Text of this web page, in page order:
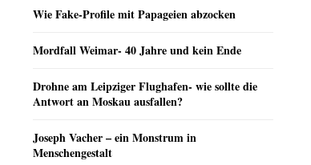
Wie Fake-Profile mit Papageien abzocken
Mordfall Weimar- 40 Jahre und kein Ende
Drohne am Leipziger Flughafen- wie sollte die
Antwort an Moskau ausfallen?
Joseph Vacher – ein Monstrum in
Menschengestalt